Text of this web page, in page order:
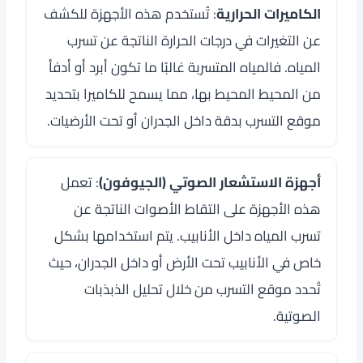
الكاميرات الحرارية: تُستخدم هذه الأجهزة للكشف
عن التغيرات في درجات الحرارة الناتجة عن تسرب
المياه. فالمياه المتسربة غالبًا ما تكون أبرد أو أدفأ
من المحيط المحيط بها، مما يسمح للكاميرا بتحديد
موقع التسرب بدقة داخل الجدران أو تحت الأرضيات.
أجهزة الاستشعار الصوتي (الجيوفون): تعمل
هذه الأجهزة على التقاط الأصوات الناتجة عن
تسرب المياه داخل الأنابيب. يتم استخدامها بشكل
خاص في الأنابيب تحت الأرض أو داخل الجدران، حيث
تُحدد موقع التسرب من خلال تحليل الذبذبات
الصوتية.